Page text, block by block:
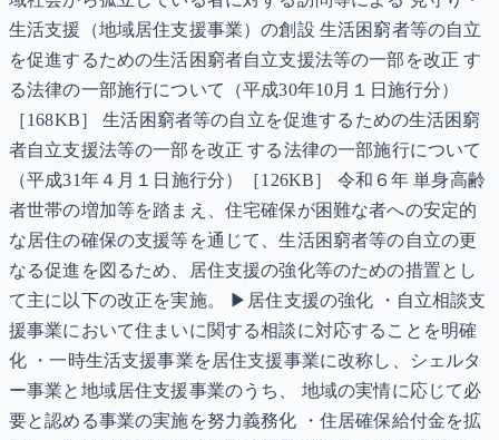
生活支援（地域居住支援事業）の創設 生活困窮者等の自立
を促進するための生活困窮者自立支援法等の一部を改正 す
る法律の一部施行について（平成30年10月１日施行分）
［168KB］ 生活困窮者等の自立を促進するための生活困窮
者自立支援法等の一部を改正 する法律の一部施行について
（平成31年４月１日施行分）［126KB］ 令和６年 単身高齢
者世帯の増加等を踏まえ、住宅確保が困難な者への安定的
な居住の確保の支援等を通じて、生活困窮者等の自立の更
なる促進を図るため、居住支援の強化等のための措置とし
て主に以下の改正を実施。 ▶居住支援の強化 ・自立相談支
援事業において住まいに関する相談に対応することを明確
化 ・一時生活支援事業を居住支援事業に改称し、シェルタ
ー事業と地域居住支援事業のうち、 地域の実情に応じて必
要と認める事業の実施を努力義務化 ・住居確保給付金を拡